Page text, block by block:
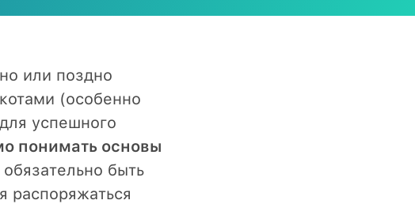
или поздно
(особенно
успешного
понимать основы
быть
распоряжаться